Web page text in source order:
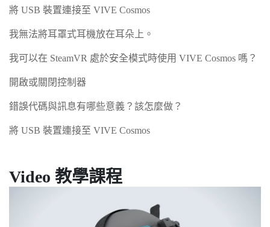
將 USB 裝置連接至 VIVE Cosmos
我無法將耳罩式耳機放在耳朵上。
我可以在 SteamVR 處於安全模式時使用 VIVE Cosmos 嗎？
開啟或關閉控制器
錯誤代碼與訊息有哪些意義？該怎麼做？
將 USB 裝置連接至 VIVE Cosmos
Video 教學課程